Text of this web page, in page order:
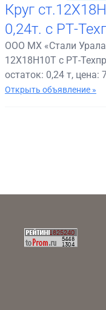
Круг
0,24т. с РТ-
ООО МХ «Стали
12Х18Н10Т с РТ-
остаток: 0,24 т, цена:
Открыть объявление »